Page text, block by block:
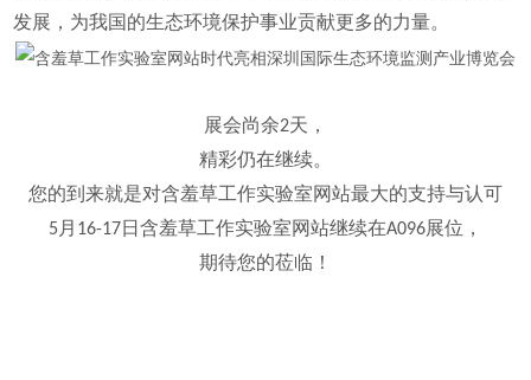
发展，为我国的生态环境保护事业贡献更多的力量。
展会尚余2天，
精彩仍在继续。
您的到来就是对含羞草工作实验室网站最大的支持与认可
5月16-17日含羞草工作实验室网站继续在A096展位 ，
期待您的莅临！